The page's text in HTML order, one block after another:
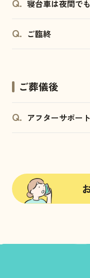
寝台車は夜間で
ご臨終
ご葬儀後
アフターサポー